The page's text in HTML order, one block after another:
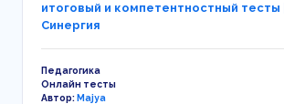
итоговый и компетентностный тесты
Синергия
Педагогика
Онлайн тесты
Автор:Majya